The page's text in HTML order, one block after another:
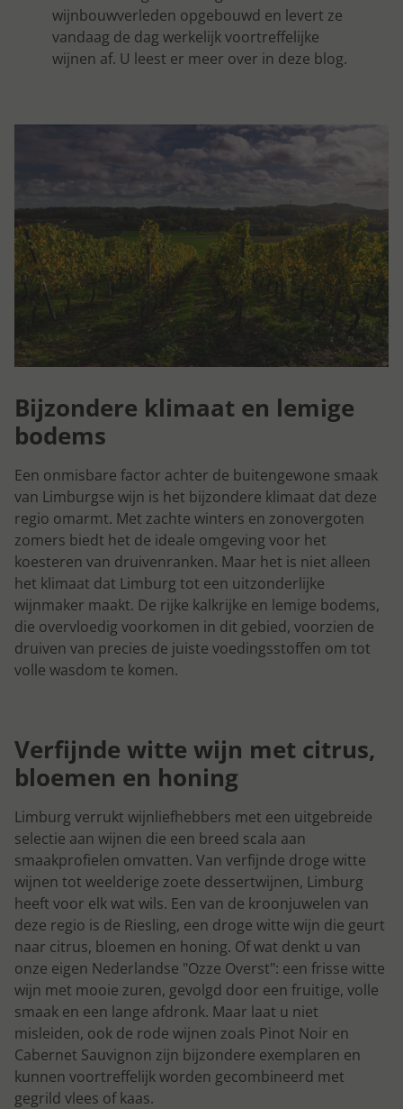
wijnbouwverleden opgebouwd en levert ze
vandaag de dag werkelijk voortreffelijke
wijnen af. U leest er meer over in deze blog.
Bijzondere klimaat en lemige
bodems
Een onmisbare factor achter de buitengewone smaak
van Limburgse wijn is het bijzondere klimaat dat deze
regio omarmt. Met zachte winters en zonovergoten
zomers biedt het de ideale omgeving voor het
koesteren van druivenranken. Maar het is niet alleen
het klimaat dat Limburg tot een uitzonderlijke
wijnmaker maakt. De rijke kalkrijke en lemige bodems,
die overvloedig voorkomen in dit gebied, voorzien de
druiven van precies de juiste voedingsstoffen om tot
volle wasdom te komen.
Verfijnde witte wijn met citrus,
bloemen en honing
Limburg verrukt wijnliefhebbers met een uitgebreide
selectie aan wijnen die een breed scala aan
smaakprofielen omvatten. Van verfijnde droge witte
wijnen tot weelderige zoete dessertwijnen, Limburg
heeft voor elk wat wils. Een van de kroonjuwelen van
deze regio is de Riesling, een droge witte wijn die geurt
naar citrus, bloemen en honing. Of wat denkt u van
onze eigen Nederlandse "Ozze Overst": een frisse witte
wijn met mooie zuren, gevolgd door een fruitige, volle
smaak en een lange afdronk. Maar laat u niet
misleiden, ook de rode wijnen zoals Pinot Noir en
Cabernet Sauvignon zijn bijzondere exemplaren en
kunnen voortreffelijk worden gecombineerd met
gegrild vlees of kaas.